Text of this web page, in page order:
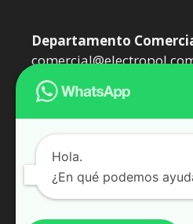
Departamento
Somos Epol Oil SAS.
WEIDMÜLLER
Hola.
¿En qué podemos